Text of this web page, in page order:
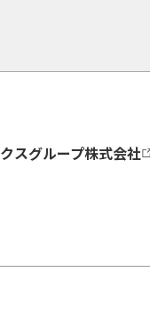
スグループ株式会社